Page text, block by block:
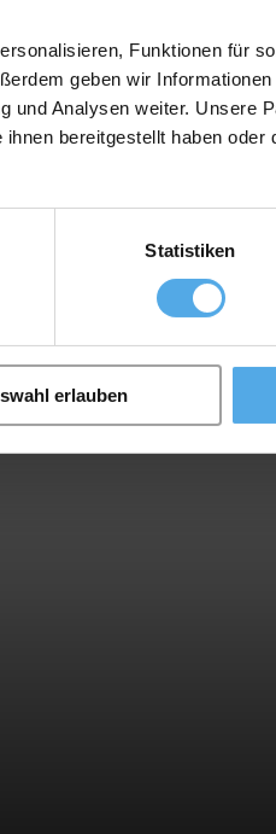
Funktionen für
geben wir
und Analysen weiter. Unsere
bereitgestellt haben
Statistiken
erlauben
que encuentra lo que está